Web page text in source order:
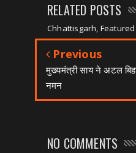
RELATED POSTS
Chhattisgarh, Featured
Previous
मुख्यमंत्री साय ने अटल
नमन
NO COMMENTS